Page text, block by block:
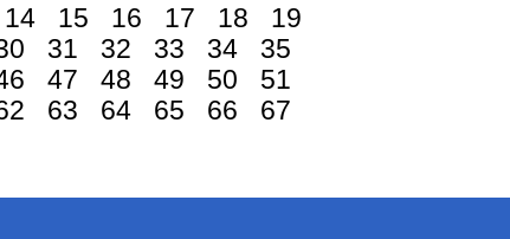
14 15 16 17 18
19
31 32 33 34
35
47 48 49 50
51
63 64 65 66
67